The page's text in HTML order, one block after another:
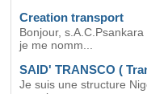
Creation transport
Bonjour,
je me nomm...
SAID' TRANSCO (
Je suis une structure